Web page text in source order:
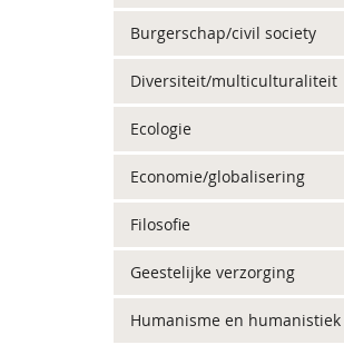
Burgerschap/civil society
Diversiteit/multiculturaliteit
Ecologie
Economie/globalisering
Filosofie
Geestelijke verzorging
Humanisme en humanistiek